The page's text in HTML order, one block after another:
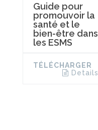
Guide pour
promouvoir la
santé et le
bien-être dans
les ESMS
TÉLÉCHARGER
Details